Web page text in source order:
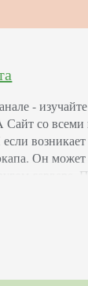
-
со всеми
Он
сервере.
пример.
атаке, в